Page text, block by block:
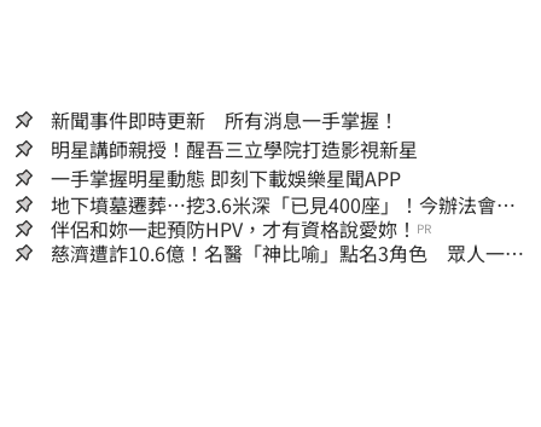
新聞事件即時更新 所有消息一手掌握！
明星講師親授！醒吾三立學院打造影視新星
一手掌握明星動態 即刻下載娛樂星聞APP
地下墳墓遷葬…挖3.6米深「已見400座」！今辦法會安
撫祖先
伴侶和妳一起預防HPV，才有資格說愛妳！ PR
慈濟遭詐10.6億！名醫「神比喻」點名3角色 眾人一看